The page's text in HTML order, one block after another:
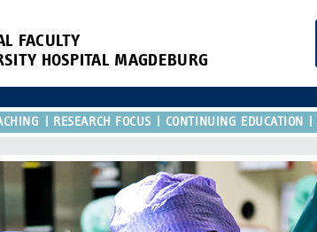
FACULTY
HOSPITAL MAGDEBURG
RESEARCH FOCUS CONTINUING EDUCATION